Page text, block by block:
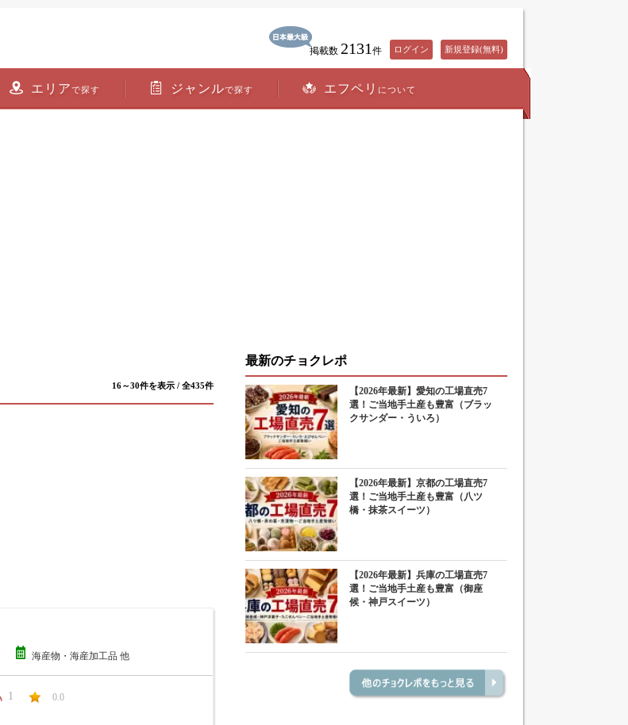
掲載数 2131 件 ログイン 新規登録(無料)
エリアで探す ジャンルで探す エフペリ について
16～30件を表示 / 全435件
海産物・海産加工品 他
1 0.0
最新のチョクレポ
【2026年最新】愛知の工場直売7
選！ご当地手土産も豊富（ブラッ
クサンダー・ういろ）
【2026年最新】京都の工場直売7
選！ご当地手土産も豊富（八ツ
橋・抹茶スイーツ）
【2026年最新】兵庫の工場直売7
選！ご当地手土産も豊富（御座
候・神戸スイーツ）